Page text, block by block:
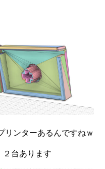
リンターあるんですねｗ
２台あります